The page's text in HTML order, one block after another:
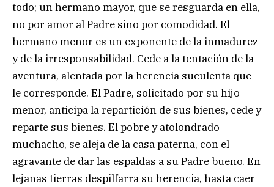
todo; un hermano mayor, que se resguarda en ella,
no por amor al Padre sino por comodidad. El
hermano menor es un exponente de la inmadurez
y de la irresponsabilidad. Cede a la tentación de la
aventura, alentada por la herencia suculenta que
le corresponde. El Padre, solicitado por su hijo
menor, anticipa la repartición de sus bienes, cede y
reparte sus bienes. El pobre y atolondrado
muchacho, se aleja de la casa paterna, con el
agravante de dar las espaldas a su Padre bueno. En
lejanas tierras despilfarra su herencia, hasta caer